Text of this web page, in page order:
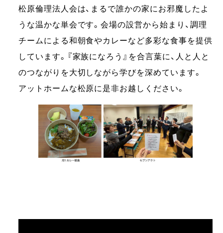
松原倫理法人会は、まるで誰かの家にお邪魔したよ
うな温かな単会です。会場の設営から始まり、調理
チームによる和朝食やカレーなど多彩な食事を提供
しています。『家族になろう』を合言葉に、人と人と
のつながりを大切しながら学びを深めています。
アットホームな松原に是非お越しください。